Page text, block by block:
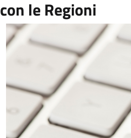
con le Regioni